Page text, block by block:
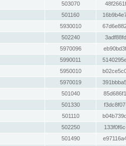
503070
501160
5930010
502240
5970096
5990011
5950010
5970019
501040
501330
501110
502250
501490